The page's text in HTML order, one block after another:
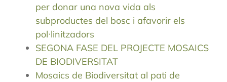
per donar una nova vida als
subproductes del bosc i afavorir els
pol·linitzadors
SEGONA FASE DEL PROJECTE MOSAICS
DE BIODIVERSITAT
Mosaics de Biodiversitat al pati de